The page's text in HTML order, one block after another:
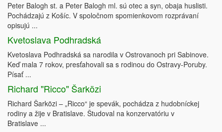
Peter Balogh st. a Peter Balogh ml. sú otec a syn, obaja huslisti.
Pochádzajú z Košíc. V spoločnom spomienkovom rozprávaní
opisujú ...
Kvetoslava Podhradská
Kvetoslava Podhradská sa narodila v Ostrovanoch pri Sabinove.
Keď mala 7 rokov, presťahovali sa s rodinou do Ostravy-Poruby.
Písať ...
Richard "Ricco" Šarközi
Richard Šarközi – „Ricco“ je spevák, pochádza z hudobníckej
rodiny a žije v Bratislave. Študoval na konzervatóriu v
Bratislave ...